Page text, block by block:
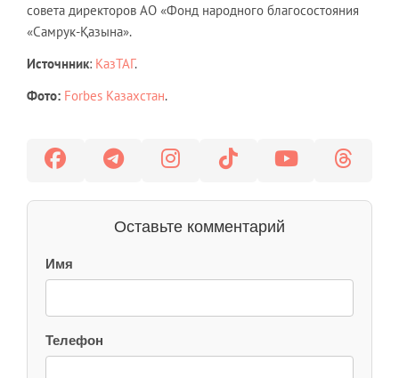
совета директоров АО «Фонд народного благосостояния
«Самрук-Қазына».
Источнник: КазТАГ.
Фото: Forbes Казахстан.
Оставьте комментарий
Имя
Телефон